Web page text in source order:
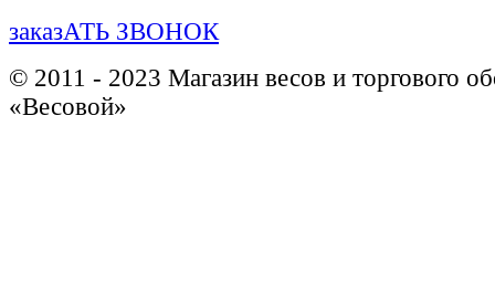
заказАТЬ ЗВОНОК
© 2011 - 2023 Магазин весов и торгового
«Весовой»